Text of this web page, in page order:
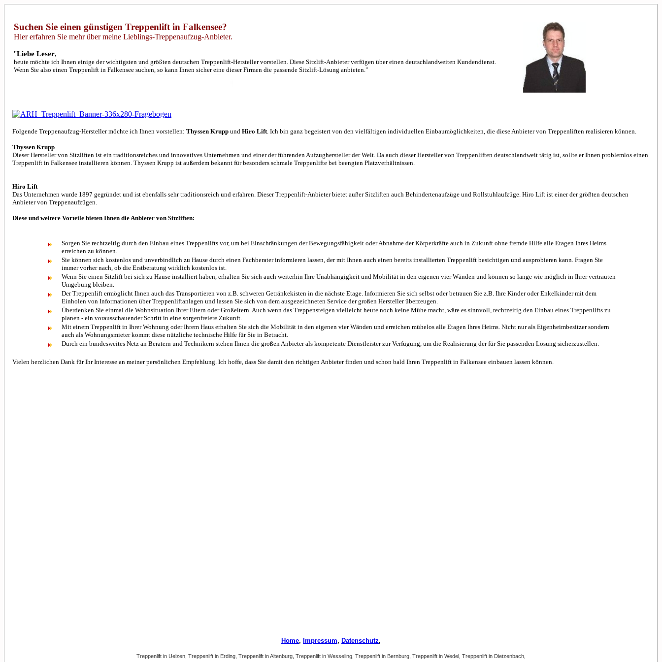
Suchen Sie einen günstigen Treppenlift in Falkensee?
Hier erfahren Sie mehr über meine Lieblings-Treppenaufzug-Anbieter.
"Liebe Leser,
heute möchte ich Ihnen einige der wichtigsten und größten deutschen Treppenlift-Hersteller vorstellen. Diese Sitzlift-Anbieter verfügen über einen deutschlandweiten Kundendienst.
Wenn Sie also einen Treppenlift in Falkensee suchen, so kann Ihnen sicher eine dieser Firmen die passende Sitzlift-Lösung anbieten."
Folgende Treppenaufzug-Hersteller möchte ich Ihnen vorstellen: Thyssen Krupp und Hiro Lift. Ich bin ganz begeistert von den vielfältigen individuellen Einbaumöglichkeiten, die diese Anbieter von Treppenliften realisieren können.
Thyssen Krupp
Dieser Hersteller von Sitzliften ist ein traditionsreiches und innovatives Unternehmen und einer der führenden Aufzughersteller der Welt. Da auch dieser Hersteller von Treppenliften deutschlandweit tätig ist, sollte er Ihnen problemlos einen
Treppenlift in Falkensee installieren können. Thyssen Krupp ist außerdem bekannt für besonders schmale Treppenlifte bei beengten Platzverhältnissen.
Hiro Lift
Das Unternehmen wurde 1897 gegründet und ist ebenfalls sehr traditionsreich und erfahren. Dieser Treppenlift-Anbieter bietet außer Sitzliften auch Behindertenaufzüge und Rollstuhlaufzüge. Hiro Lift ist einer der größten deutschen
Anbieter von Treppenaufzügen.
Diese und weitere Vorteile bieten Ihnen die Anbieter von Sitzliften:
Sorgen Sie rechtzeitig durch den Einbau eines Treppenlifts vor, um bei Einschränkungen der Bewegungsfähigkeit oder Abnahme der Körperkräfte auch in Zukunft ohne fremde Hilfe alle Etagen Ihres Heims
erreichen zu können.
Sie können sich kostenlos und unverbindlich zu Hause durch einen Fachberater informieren lassen, der mit Ihnen auch einen bereits installierten Treppenlift besichtigen und ausprobieren kann. Fragen Sie
immer vorher nach, ob die Erstberatung wirklich kostenlos ist.
Wenn Sie einen Sitzlift bei sich zu Hause installiert haben, erhalten Sie sich auch weiterhin Ihre Unabhängigkeit und Mobilität in den eigenen vier Wänden und können so lange wie möglich in Ihrer vertrauten
Umgebung bleiben.
Der Treppenlift ermöglicht Ihnen auch das Transportieren von z.B. schweren Getränkekisten in die nächste Etage. Informieren Sie sich selbst oder betrauen Sie z.B. Ihre Kinder oder Enkelkinder mit dem
Einholen von Informationen über Treppenliftanlagen und lassen Sie sich von dem ausgezeichneten Service der großen Hersteller überzeugen.
Überdenken Sie einmal die Wohnsituation Ihrer Eltern oder Großeltern. Auch wenn das Treppensteigen vielleicht heute noch keine Mühe macht, wäre es sinnvoll, rechtzeitig den Einbau eines Treppenlifts zu
planen - ein vorausschauender Schritt in eine sorgenfreiere Zukunft.
Mit einem Treppenlift in Ihrer Wohnung oder Ihrem Haus erhalten Sie sich die Mobilität in den eigenen vier Wänden und erreichen mühelos alle Etagen Ihres Heims. Nicht nur als Eigenheimbesitzer sondern
auch als Wohnungsmieter kommt diese nützliche technische Hilfe für Sie in Betracht.
Durch ein bundesweites Netz an Beratern und Technikern stehen Ihnen die großen Anbieter als kompetente Dienstleister zur Verfügung, um die Realisierung der für Sie passenden Lösung sicherzustellen.
Vielen herzlichen Dank für Ihr Interesse an meiner persönlichen Empfehlung. Ich hoffe, dass Sie damit den richtigen Anbieter finden und schon bald Ihren Treppenlift in Falkensee einbauen lassen können.
Home, Impressum, Datenschutz,
Treppenlift in Uelzen Treppenlift in Erding Treppenlift in Altenburg Treppenlift in Wesseling Treppenlift in Bernburg Treppenlift in Wedel Treppenlift in Dietzenbach